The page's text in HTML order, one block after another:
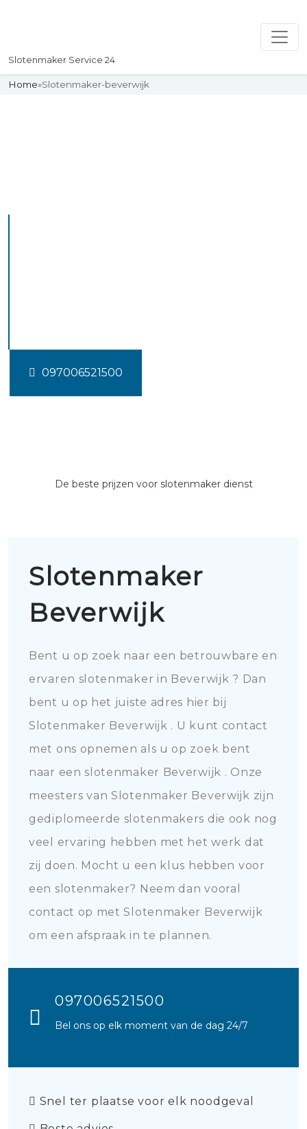
Slotenmaker Service 24
Home»Slotenmaker-beverwijk
097006521500
De beste prijzen voor slotenmaker dienst
Slotenmaker
Beverwijk
Bent u op zoek naar een betrouwbare en
ervaren slotenmaker in Beverwijk ? Dan
bent u op het juiste adres hier bij
Slotenmaker Beverwijk . U kunt contact
met ons opnemen als u op zoek bent
naar een slotenmaker Beverwijk . Onze
meesters van Slotenmaker Beverwijk zijn
gediplomeerde slotenmakers die ook nog
veel ervaring hebben met het werk dat
zij doen. Mocht u een klus hebben voor
een slotenmaker? Neem dan vooral
contact op met Slotenmaker Beverwijk
om een afspraak in te plannen.
097006521500
Bel ons op elk moment van de dag 24/7
Snel ter plaatse voor elk noodgeval